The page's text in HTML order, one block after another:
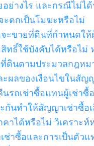
อย่างไร และกรณีไม่ไ
ตกเป็นโมฆะหรือไม่
ะขายที่ดินที่กำหนดให้
ทธิ์ใช้บังคับได้หรือไม่
ดินตามประมวลกฎห
ะผลของเงื่อนไขในสัญ
รถเช่าซื้อแทนผู้เช่าซื้
กันทำให้สัญญาเช่าซื้อ
คาได้หรือไม่ วิเคราะห์
ช่าซื้อและการเป็นตัวแ